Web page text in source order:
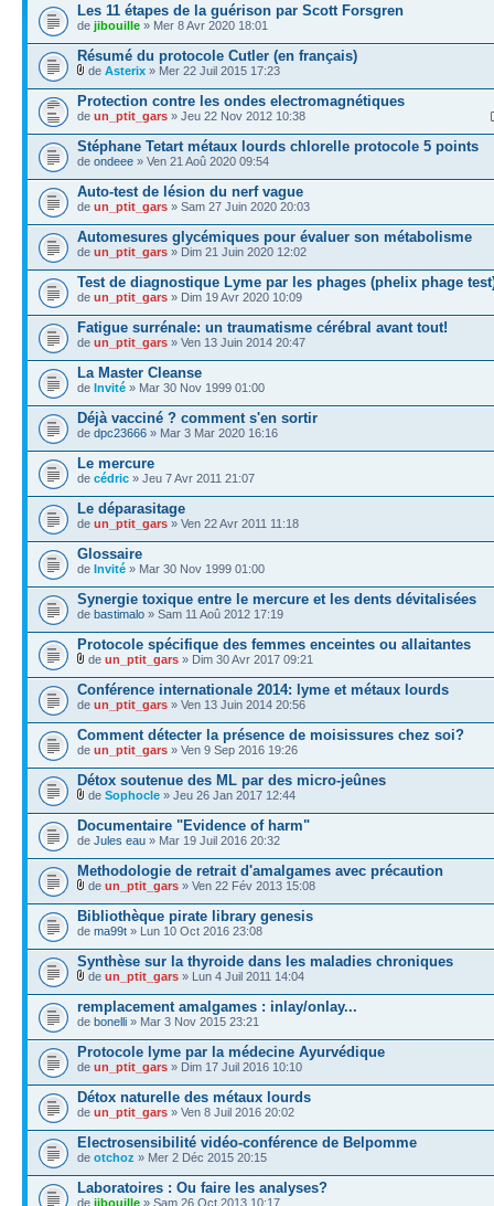
Les 11 étapes de la guérison par Scott Forsgren
de jibouille » Mer 8 Avr 2020 18:01
Résumé du protocole Cutler (en français)
de Asterix » Mer 22 Juil 2015 17:23
Protection contre les ondes electromagnétiques
de un_ptit_gars » Jeu 22 Nov 2012 10:38
Stéphane Tetart métaux lourds chlorelle protocole 5 points
de ondeee » Ven 21 Aoû 2020 09:54
Auto-test de lésion du nerf vague
de un_ptit_gars » Sam 27 Juin 2020 20:03
Automesures glycémiques pour évaluer son métabolisme
de un_ptit_gars » Dim 21 Juin 2020 12:02
Test de diagnostique Lyme par les phages (phelix phage
de un_ptit_gars » Dim 19 Avr 2020 10:09
Fatigue surrénale: un traumatisme cérébral avant tout!
de un_ptit_gars » Ven 13 Juin 2014 20:47
La Master Cleanse
de Invité » Mar 30 Nov 1999 01:00
Déjà vacciné ? comment s'en sortir
de dpc23666 » Mar 3 Mar 2020 16:16
Le mercure
de cédric » Jeu 7 Avr 2011 21:07
Le déparasitage
de un_ptit_gars » Ven 22 Avr 2011 11:18
Glossaire
de Invité » Mar 30 Nov 1999 01:00
Synergie toxique entre le mercure et les dents dévitalisées
de bastimalo » Sam 11 Aoû 2012 17:19
Protocole spécifique des femmes enceintes ou allaitantes
de un_ptit_gars » Dim 30 Avr 2017 09:21
Conférence internationale 2014: lyme et métaux lourds
de un_ptit_gars » Ven 13 Juin 2014 20:56
Comment détecter la présence de moisissures chez soi?
de un_ptit_gars » Ven 9 Sep 2016 19:26
Détox soutenue des ML par des micro-jeûnes
de Sophocle » Jeu 26 Jan 2017 12:44
Documentaire "Evidence of harm"
de Jules eau » Mar 19 Juil 2016 20:32
Methodologie de retrait d'amalgames avec précaution
de un_ptit_gars » Ven 22 Fév 2013 15:08
Bibliothèque pirate library genesis
de ma99t » Lun 10 Oct 2016 23:08
Synthèse sur la thyroide dans les maladies chroniques
de un_ptit_gars » Lun 4 Juil 2011 14:04
remplacement amalgames : inlay/onlay...
de bonelli » Mar 3 Nov 2015 23:21
Protocole lyme par la médecine Ayurvédique
de un_ptit_gars » Dim 17 Juil 2016 10:10
Détox naturelle des métaux lourds
de un_ptit_gars » Ven 8 Juil 2016 20:02
Electrosensibilité vidéo-conférence de Belpomme
de otchoz » Mer 2 Déc 2015 20:15
Laboratoires : Ou faire les analyses?
de jibouille » Sam 26 Oct 2013 10:17